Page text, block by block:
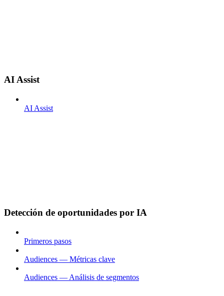
AI Assist
AI Assist
Detección de oportunidades por IA
Primeros pasos
Audiences — Métricas clave
Audiences — Análisis de segmentos